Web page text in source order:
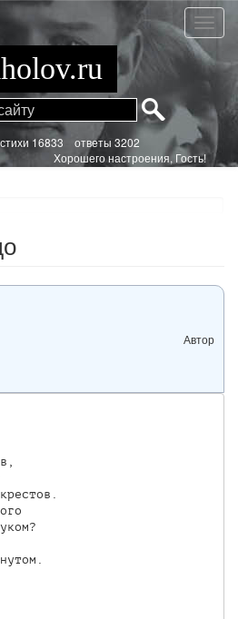
стихи 16833 ответы 3202
Хорошего настроения, Гость!
Автор